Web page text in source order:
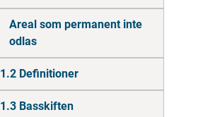
Areal som permanent inte
odlas
1.2 Definitioner
1.3 Basskiften